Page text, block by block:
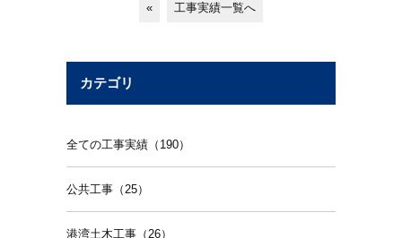
« 工事実績一覧へ
カテゴリ
全ての工事実績（190）
公共工事（25）
港湾土木工事（26）